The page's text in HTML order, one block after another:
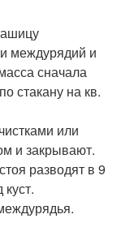
междурядий и
сначала
стакану на кв.
или
и закрывают.
разводят в 9